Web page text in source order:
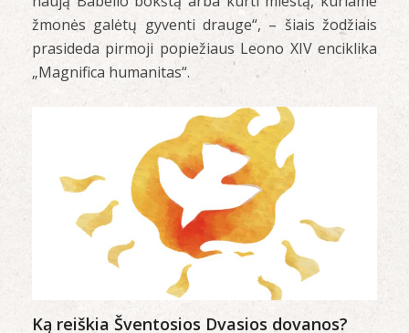
žmonės galėtų gyventi drauge“, – šiais žodžiais
prasideda pirmoji popiežiaus Leono XIV enciklika
„Magnifica humanitas“.
Ką reiškia Šventosios Dvasios dovanos?